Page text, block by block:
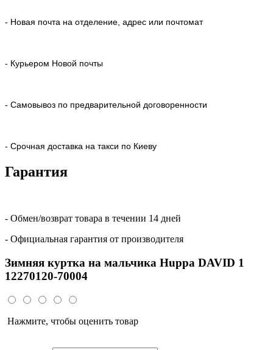
- Новая почта на отделение, адрес или почтомат
- Курьером Новой почты
- Самовывоз по предварительной договоренности
- Срочная доставка на такси по Киеву
Гарантия
- Обмен/возврат товара в течении 14 дней
- Официальная гарантия от производителя
Зимняя куртка на мальчика Huppa DAVID 1
12270120-70004
Нажмите, чтобы оценить товар